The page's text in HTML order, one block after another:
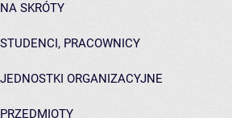
NA SKRÓTY
STUDENCI, PRACOWNICY
JEDNOSTKI ORGANIZACYJNE
PRZEDMIOTY